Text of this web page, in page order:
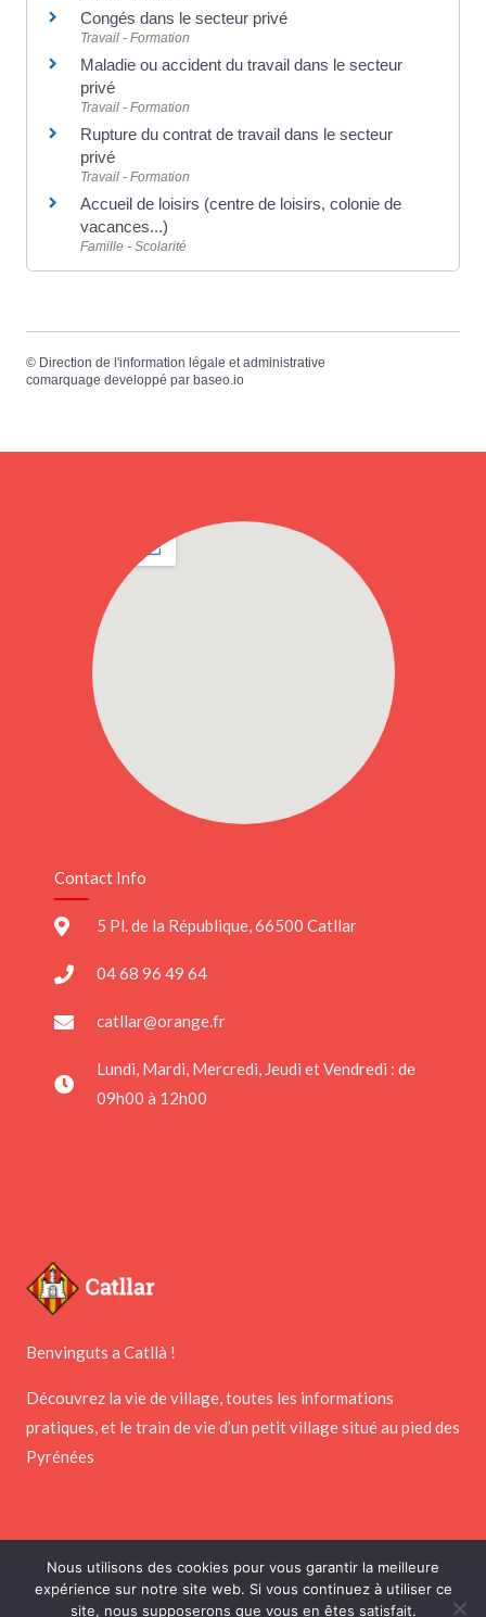
Congés dans le secteur privé
Travail - Formation
Maladie ou accident du travail dans le secteur
privé
Travail - Formation
Rupture du contrat de travail dans le secteur
privé
Travail - Formation
Accueil de loisirs (centre de loisirs, colonie de
vacances...)
Famille - Scolarité
© Direction de l'information légale et administrative
comarquage developpé par baseo.io
Benvinguts a Catllà !
Découvrez la vie de village, toutes les informations
pratiques, et le train de vie d’un petit village situé au pied des
Pyrénées
Contact Info
5 Pl. de la République, 66500 Catllar
04 68 96 49 64
catllar@orange.fr
Lundi, Mardi, Mercredi, Jeudi et Vendredi : de
09h00 à 12h00
Copyright © 2026 Mairie de Catllar
Nous utilisons des cookies pour vous garantir la meilleure
expérience sur notre site web. Si vous continuez à utiliser ce
site, nous supposerons que vous en êtes satisfait.